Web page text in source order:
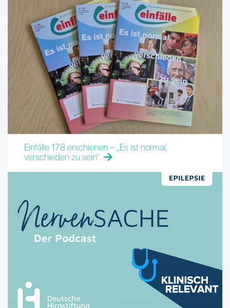
Einfälle 178 erschienen – „Es ist normal,
verschieden zu sein“